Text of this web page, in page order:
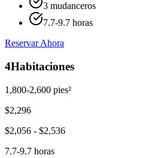
3 mudanceros
7.7-9.7 horas
Reservar Ahora
4Habitaciones
1,800-2,600 pies²
$2,296
$2,056 - $2,536
7.7-9.7 horas